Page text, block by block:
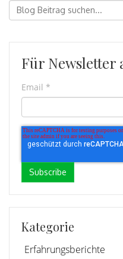
Dies ist ein Suchfeld
Für Newsletter
Email *
Kategorie
Erfahrungsberichte